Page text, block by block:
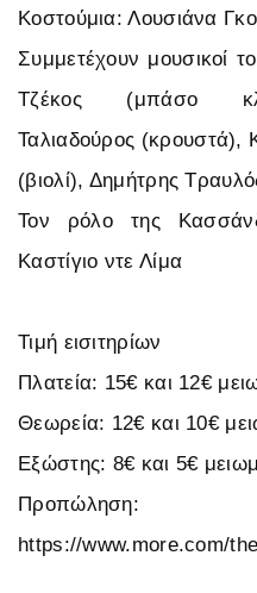
Κοστούμια: Λουσιάνα
Συμμετέχουν μουσικοί
Τζέκος (μπάσο
Ταλιαδούρος (κρουστά),
(βιολί), Δημήτρης
Τον ρόλο της
Καστίγιο ντε Λίμα
Τιμή εισιτηρίων
Πλατεία: 15€ και 12€
Θεωρεία: 12€ και 10€
Εξώστης: 8€ και 5€
Προπώληση:
https://www.more.com/